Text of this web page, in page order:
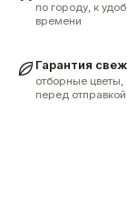
по городу, к
времени
Гарантия
отборные цветы,
перед отправкой